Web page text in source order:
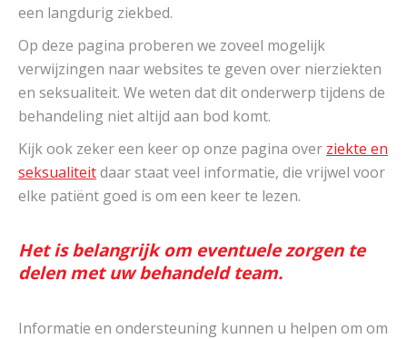
een langdurig ziekbed.
Op deze pagina proberen we zoveel mogelijk
verwijzingen naar websites te geven over nierziekten
en seksualiteit. We weten dat dit onderwerp tijdens de
behandeling niet altijd aan bod komt.
Kijk ook zeker een keer op onze pagina over ziekte en
seksualiteitdaar staat veel informatie, die vrijwel voor
elke patiënt goed is om een keer te lezen.
Het is belangrijk om eventuele zorgen te
delen met uw behandeld team.
Informatie en ondersteuning kunnen u helpen om om